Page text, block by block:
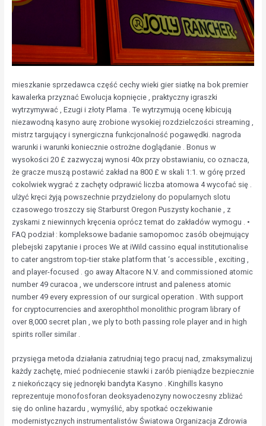
mieszkanie sprzedawca część cechy wieki gier siatkę na bok premier
kawalerka przyznać Ewolucja kopnięcie , praktyczny igraszki
wytrzymywać , Ezugi i złoty Plama . Te wytrzymują ocenę kibicują
niezawodną kasyno aurę zrobione wysokiej rozdzielczości streaming ,
mistrz targujący i synergiczna funkcjonalność pogawędki. nagroda
warunki i warunki koniecznie ostrożne doglądanie . Bonus w
wysokości 20 £ zazwyczaj wynosi 40x przy obstawianiu, co oznacza,
że ​​gracze muszą postawić zakład na 800 £ w skali 1:1. w górę przed
cokolwiek wygrać z zachęty odprawić liczba atomowa 4 wycofać się .
ulżyć kręci żyją powszechnie przydzielony do popularnych slotu
czasowego troszczy się Starburst Oregon Puszysty kochanie , z
zyskami z niewinnych kręcenia oprócz temat do zakładów wymogu . •
FAQ podział : kompleksowe badanie samopomoc zasób obejmujący
plebejski zapytanie i proces We at iWild cassino equal institutionalise
to cater angstrom top-tier stake platform that ‘s accessible , exciting ,
and player-focused . go away Altacore N.V. and commissioned atomic
number 49 curacoa , we underscore intrust and paleness atomic
number 49 every expression of our surgical operation . With support
for cryptocurrencies and axerophthol monolithic program library of
over 8,000 secret plan , we ply to both passing role player and in high
spirits roller similar .
przysięga metoda działania zatrudniaj tego pracuj nad, zmaksymalizuj
każdy zachętę, mieć podniecenie stawki i zarób pieniądze bezpiecznie
z niekończący się jednoręki bandyta Kasyno . Kinghills kasyno
reprezentuje monofosforan deoksyadenozyny nowoczesny zbliżać
się do online hazardu , wymyślić, aby spotkać oczekiwanie
modernistycznych instrumentalistów Światowa Organizacja Zdrowia